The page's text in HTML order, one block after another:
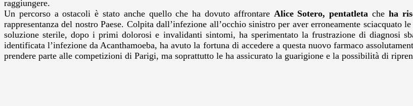
raggiungere.
Un percorso a ostacoli è stato anche quello che ha dovuto affrontare Alice Sotero, pentatleta che ha
rappresentanza del nostro Paese. Colpita dall’infezione all’occhio sinistro per aver erroneamente
soluzione sterile, dopo i primi dolorosi e invalidanti sintomi, ha sperimentato la frustrazione di diagnosi
identificata l’infezione da Acanthamoeba, ha avuto la fortuna di accedere a questa nuovo farmaco
prendere parte alle competizioni di Parigi, ma soprattutto le ha assicurato la guarigione e la possibilità di